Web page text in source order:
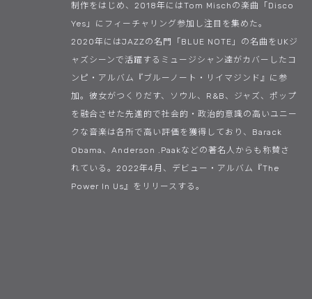
制作をはじめ、2018年にはTom Mischの楽曲「Disco
Yes」にフィーチャリング参加し注目を集めた。
2020年にはJAZZの名門「BLUE NOTE」の名曲をUKジ
ャズシーンで活躍するミュージシャン達がカバーしたコ
ンピ・アルバム『ブルーノート・リイマジンド』に参
加。彼女がつくりだす、ソウル、R&B、ジャズ、ポップ
を融合させた先進的で社会的・政治的意識の高いユニー
クな音楽は各所で高い評価を獲得しており、Barack
Obama、Anderson .Paakなどの著名人からも称賛さ
れている。2022年4月、デビュー・アルバム『The
Power In Us』をリリースする。